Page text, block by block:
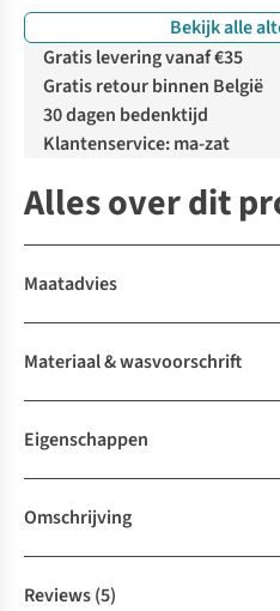
Bekijk alle
Gratis levering vanaf €35
Gratis retour binnen België
30 dagen bedenktijd
Klantenservice: ma-zat
Alles over dit
Maatadvies
Materiaal & wasvoorschrift
Eigenschappen
Omschrijving
Reviews(5)